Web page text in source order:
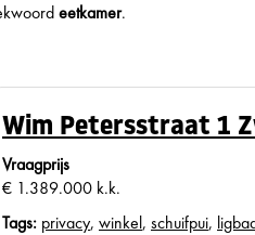
eetkamer.
Wim Petersstraat 1
Vraagprijs
€ 1.389.000 k.k.
Tags: privacy, winkel, schuifpui,